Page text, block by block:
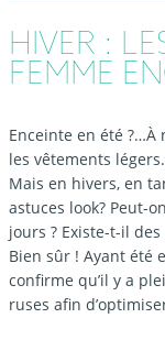
HIVER :
FEMME
Enceinte en été ?…À
les vêtements
Mais en hivers, en
astuces look? Peut-
jours ? Existe-t-il
Bien sûr ! Ayant été
confirme qu’il y a
ruses afin